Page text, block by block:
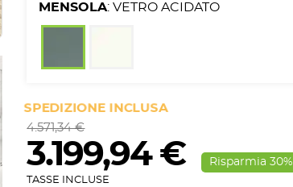
MENSOLA: VETRO ACIDATO
SPEDIZIONE INCLUSA
4.571,34 €
3.199,94 € Risparmia 30%
TASSE INCLUSE